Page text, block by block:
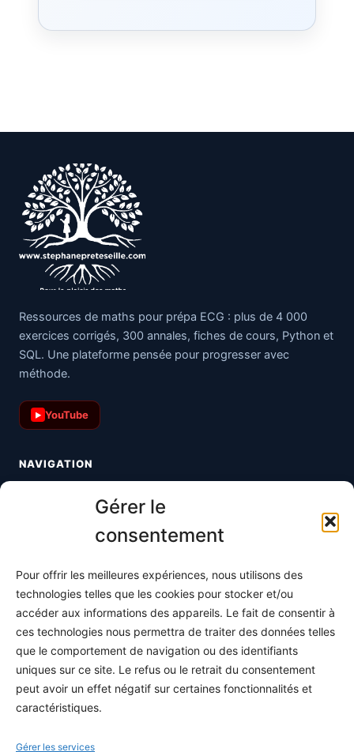
Gérer le
consentement
Pour offrir les meilleures expériences, nous utilisons des
technologies telles que les cookies pour stocker et/ou
accéder aux informations des appareils. Le fait de consentir à
ces technologies nous permettra de traiter des données telles
que le comportement de navigation ou des identifiants
uniques sur ce site. Le refus ou le retrait du consentement
peut avoir un effet négatif sur certaines fonctionnalités et
caractéristiques.
Gérer les services
Ressources de maths pour prépa ECG : plus de 4 000
exercices corrigés, 300 annales, fiches de cours, Python et
SQL. Une plateforme pensée pour progresser avec
méthode.
▶ YouTube
NAVIGATION
Toutes les maths
S'abonner
À propos
Contact / Support
Mes publications
INFORMATIONS LÉGALES